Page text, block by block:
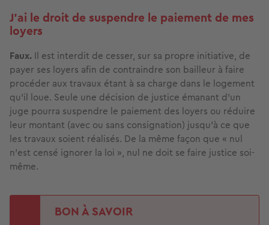
J’ai le droit de suspendre le paiement de mes
loyers
Faux. Il est interdit de cesser, sur sa propre initiative, de
payer ses loyers afin de contraindre son bailleur à faire
procéder aux travaux étant à sa charge dans le logement
qu’il loue. Seule une décision de justice émanant d’un
juge pourra suspendre le paiement des loyers ou réduire
leur montant (avec ou sans consignation) jusqu’à ce que
les travaux soient réalisés. De la même façon que « nul
n’est censé ignorer la loi », nul ne doit se faire justice soi-
même.
BON À SAVOIR